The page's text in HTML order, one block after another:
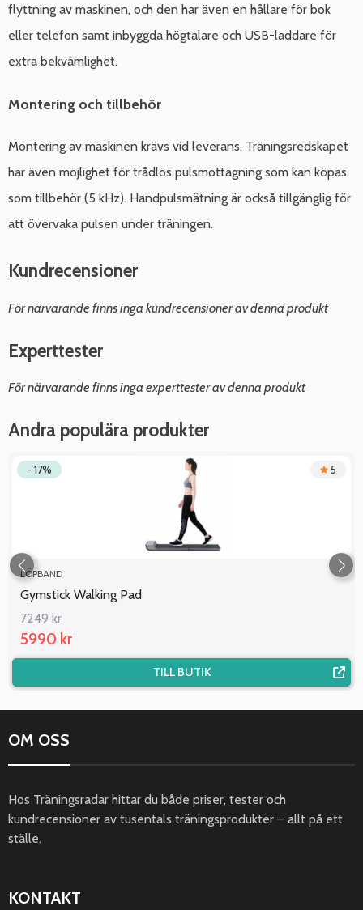
flyttning av maskinen, och den har även en hållare för bok
eller telefon samt inbyggda högtalare och USB-laddare för
extra bekvämlighet.
Montering och tillbehör
Montering av maskinen krävs vid leverans. Träningsredskapet
har även möjlighet för trådlös pulsmottagning som kan köpas
som tillbehör (5 kHz). Handpulsmätning är också tillgänglig för
att övervaka pulsen under träningen.
Kundrecensioner
För närvarande finns inga kundrecensioner av denna produkt
Experttester
För närvarande finns inga experttester av denna produkt
Andra populära produkter
- 17% 5
LÖPBAND
Gymstick Walking Pad
7249 kr
5990 kr
TILL BUTIK
OM OSS
Hos Träningsradar hittar du både priser, tester och
kundrecensioner av tusentals träningsprodukter – allt på ett
ställe.
KONTAKT